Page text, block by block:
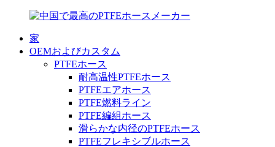
家
OEMおよびカスタム
PTFEホース
耐高温性PTFEホース
PTFEエアホース
PTFE燃料ライン
PTFE編組ホース
滑らかな内径のPTFEホース
PTFEフレキシブルホース